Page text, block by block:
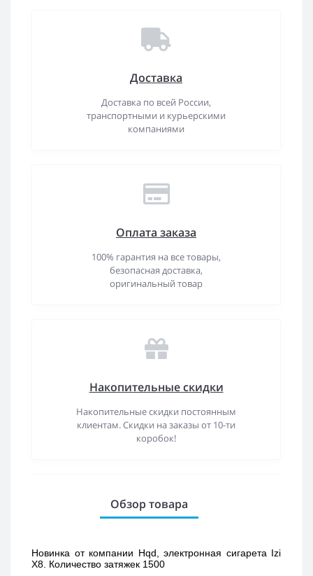
Доставка
Доставка по всей России,
транспортными и курьерскими
компаниями
Оплата заказа
100% гарантия на все товары,
безопасная доставка,
оригинальный товар
Накопительные скидки
Накопительные скидки постоянным
клиентам. Скидки на заказы от 10-ти
коробок!
Обзор товара
Новинка от компании Hqd, электронная сигарета Izi
X8. Количество затяжек 1500